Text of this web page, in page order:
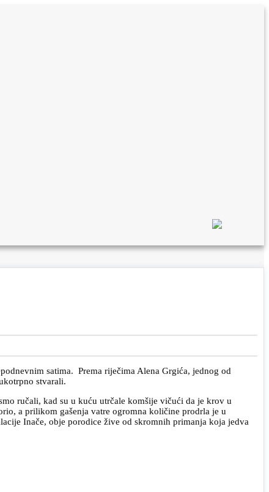
satima. Prema riječima Alena Grgića, jednog od
stvarali.
ručali, kad su u kuću utrčale komšije vičući da je krov u
a prilikom gašenja vatre ogromna količine prodrla je u
Inače, obje porodice žive od skromnih primanja koja jedva